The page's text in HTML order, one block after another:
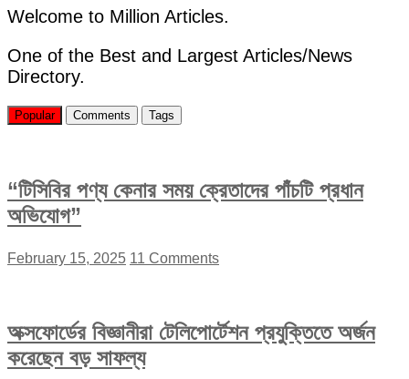
Everyone’s
Googling
Guide)
Welcome to Million Articles.
One of the Best and Largest Articles/News
Directory.
Popular Comments Tags
“টিসিবির পণ্য কেনার সময় ক্রেতাদের পাঁচটি প্রধান
অভিযোগ”
February 15, 2025 11 Comments
অক্সফোর্ডের বিজ্ঞানীরা টেলিপোর্টেশন প্রযুক্তিতে অর্জন
করেছেন বড় সাফল্য